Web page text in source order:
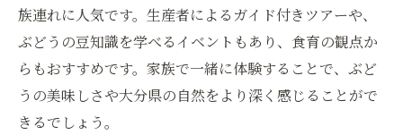
族連れに人気です。生産者によるガイド付きツアーや、
ぶどうの豆知識を学べるイベントもあり、食育の観点か
らもおすすめです。家族で一緒に体験することで、ぶど
うの美味しさや大分県の自然をより深く感じることがで
きるでしょう。